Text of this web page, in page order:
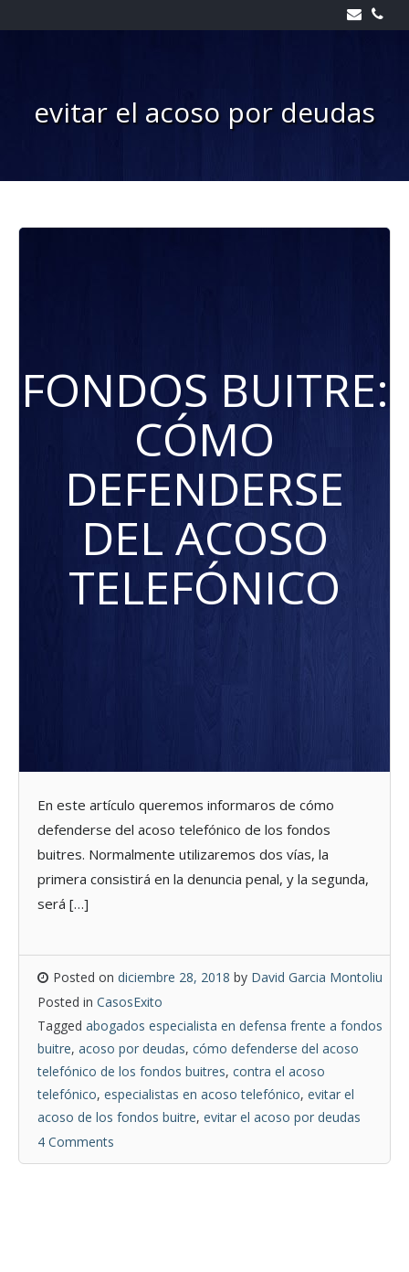
to
evitar el acoso por deudas
FONDOS BUITRE:
CÓMO
DEFENDERSE
DEL ACOSO
TELEFÓNICO
En este artículo queremos informaros de cómo
defenderse del acoso telefónico de los fondos
buitres. Normalmente utilizaremos dos vías, la
primera consistirá en la denuncia penal, y la segunda,
será […]
Posted on diciembre 28, 2018 by David Garcia Montoliu
Posted in CasosExito
Tagged abogados especialista en defensa frente a fondos
buitre, acoso por deudas, cómo defenderse del acoso
telefónico de los fondos buitres, contra el acoso
telefónico, especialistas en acoso telefónico, evitar el
acoso de los fondos buitre, evitar el acoso por deudas
4 Comments